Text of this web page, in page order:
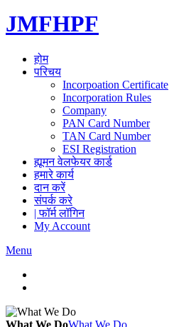
JMFHPF
होम
परिचय
Incorpoation Certificate
Incorporation Rules
Company
PAN Card Number
TAN Card Number
ESI Registration
ह्यूमन वेलफेयर कार्ड
हमारे कार्य
दान करें
संपर्क करे
| फॉर्म लॉगिन
My Account
Menu
What We DoWhat We Do